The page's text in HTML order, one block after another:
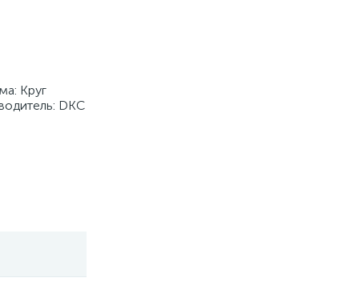
Круг
DKC